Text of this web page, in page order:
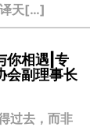
天[…]
你相遇|专
会副理事长
过去，而非